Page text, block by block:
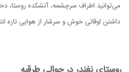
می‌توانید اطراف سرچشمه، آتشکده روستا،
داشتن اوقاتی خوش و سرشار از هوایی تازه